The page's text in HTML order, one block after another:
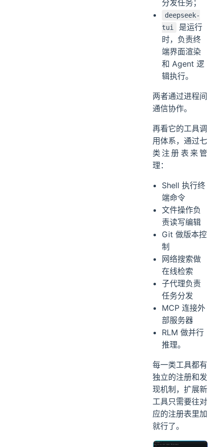
负责解析命
令行参数、
管理配置、
分发任务；
deepseek-
tui 是运行
时，负责终
端界面渲染
和 Agent 逻
辑执行。
两者通过进程间
通信协作。
再看它的工具调
用体系，通过七
类注册表来管
理：
Shell 执行终
端命令
文件操作负
责读写编辑
Git 做版本控
制
网络搜索做
在线检索
子代理负责
任务分发
MCP 连接外
部服务器
RLM 做并行
推理。
每一类工具都有
独立的注册和发
现机制，扩展新
工具只需要往对